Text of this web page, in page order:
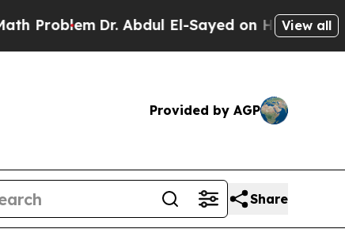
Dr. Abdul El-Sayed on Historic Michigan Win:
View all
Provided by AGP
Share